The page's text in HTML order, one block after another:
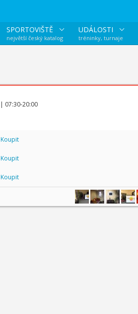
SPORTOVIŠTĚ
největší český katalog
UDÁLOSTI
tréninky, turnaje
| 07:30-20:00
Koupit
Koupit
Koupit